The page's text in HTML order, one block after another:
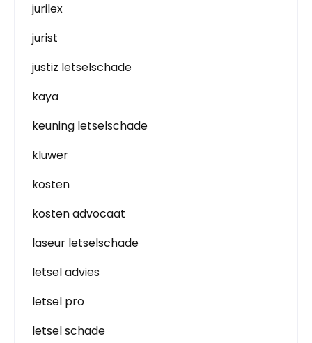
jurilex
jurist
justiz letselschade
kaya
keuning letselschade
kluwer
kosten
kosten advocaat
laseur letselschade
letsel advies
letsel pro
letsel schade